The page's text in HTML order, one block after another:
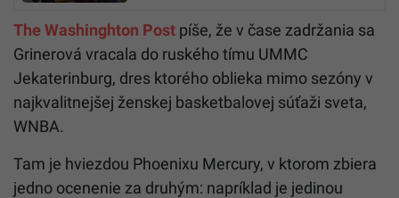
The Washinghton Post píše, že v čase zadržania sa
Grinerová vracala do ruského tímu UMMC
Jekaterinburg, dres ktorého oblieka mimo sezóny v
najkvalitnejšej ženskej basketbalovej súťaži sveta,
WNBA.
Tam je hviezdou Phoenixu Mercury, v ktorom zbiera
jedno ocenenie za druhým: napríklad je jedinou